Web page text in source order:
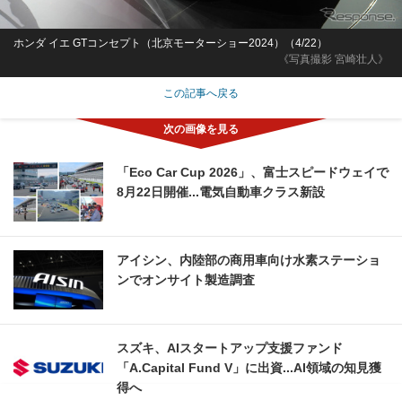
《写真撮影 宮崎壮人》
ホンダ イエ GTコンセプト（北京モーターショー2024）（4/22）
この記事へ戻る
「Eco Car Cup 2026」、富士スピードウェイで
8月22日開催...電気自動車クラス新設
アイシン、内陸部の商用車向け水素ステーショ
ンでオンサイト製造調査
スズキ、AIスタートアップ支援ファンド
「A.Capital Fund V」に出資...AI領域の知見獲
得へ